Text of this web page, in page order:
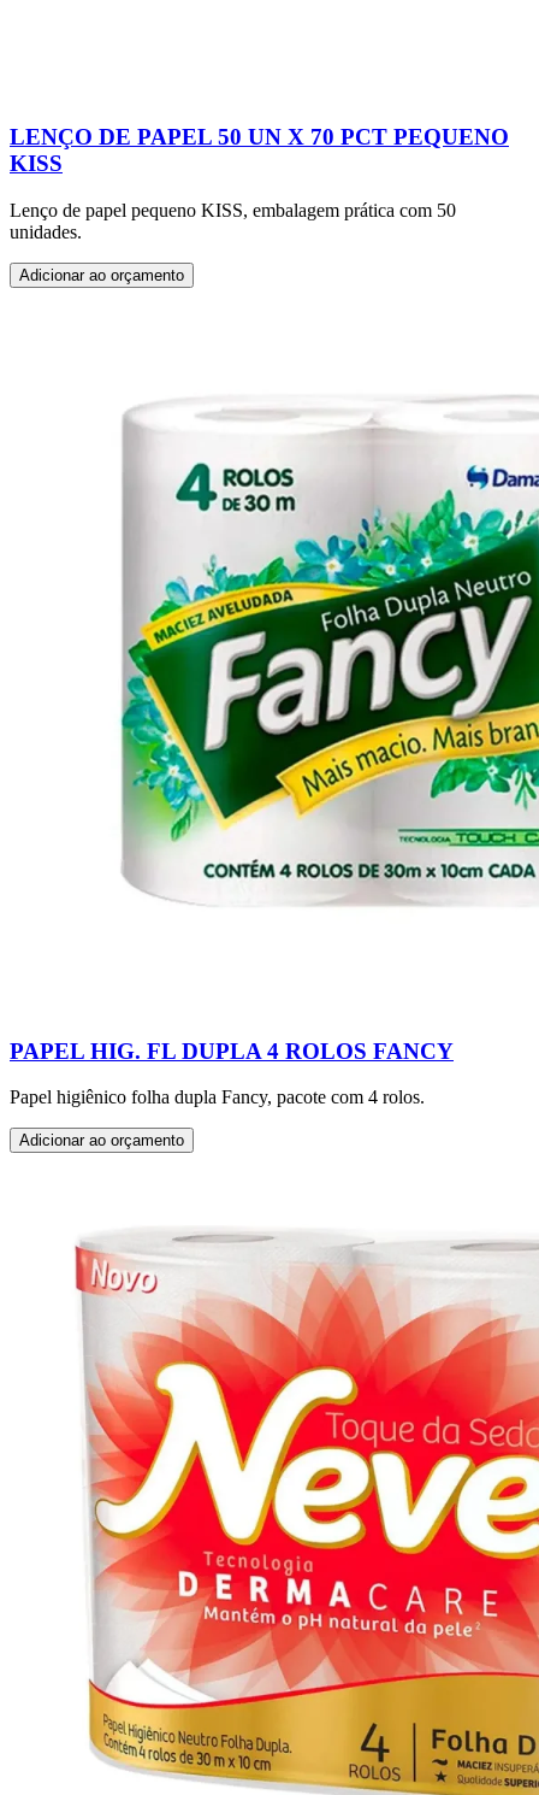
LENÇO DE PAPEL 50 UN X 70 PCT PEQUENO
KISS
Lenço de papel pequeno KISS, embalagem prática com 50
unidades.
Adicionar ao orçamento
PAPEL HIG. FL DUPLA 4 ROLOS FANCY
Papel higiênico folha dupla Fancy, pacote com 4 rolos.
Adicionar ao orçamento